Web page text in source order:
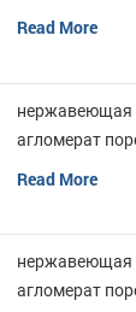
Read More
нержавеющая
агломерат
Read More
нержавеющая
агломерат